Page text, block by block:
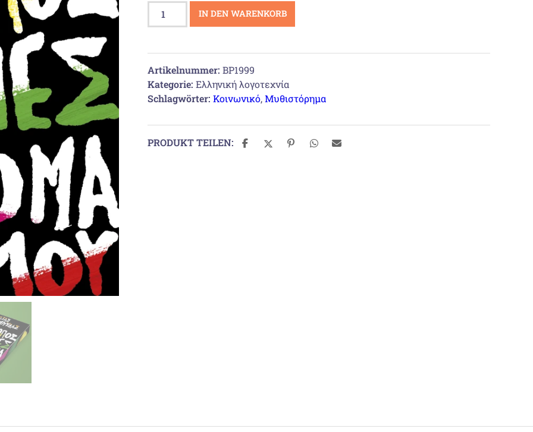
Ο
τρόπος
λες
τ’
όνομά
μου
Menge
IN DEN WARENKORB
Artikelnummer: BP1999
Kategorie: Ελληνική λογοτεχνία
Schlagwörter: Κοινωνικό,Μυθιστόρημα
PRODUKT TEILEN: